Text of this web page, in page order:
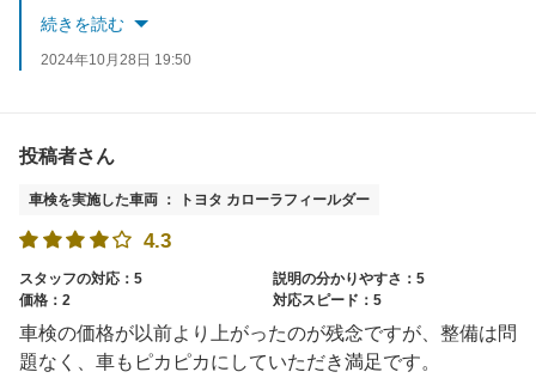
またのお越しをお待ちしております
続きを読む
2024年10月28日 19:50
投稿者さん
車検を実施した車両 ： トヨタ カローラフィールダー
4.3
スタッフの対応：5
説明の分かりやすさ：5
価格：2
対応スピード：5
車検の価格が以前より上がったのが残念ですが、整備は問
題なく、車もピカピカにしていただき満足です。